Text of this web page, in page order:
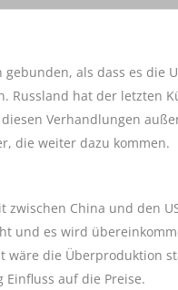
als dass es die
Russland hat der letzten
Verhandlungen
die weiter dazu kommen.
China und den
und es wird
die Überproduktion
auf die Preise.